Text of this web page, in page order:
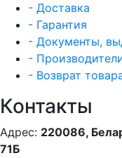
- Доставка
- Гарантия
- Документы,
-
- Возврат
Контакты
Адрес: 220086,
71Б